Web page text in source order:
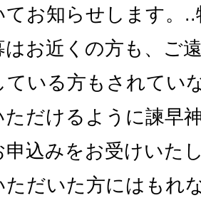
てお知らせします。
はお近くの方も、ご
ている方もされてい
ただけるように諫早
申込みをお受けいた
ただいた方にはもれ